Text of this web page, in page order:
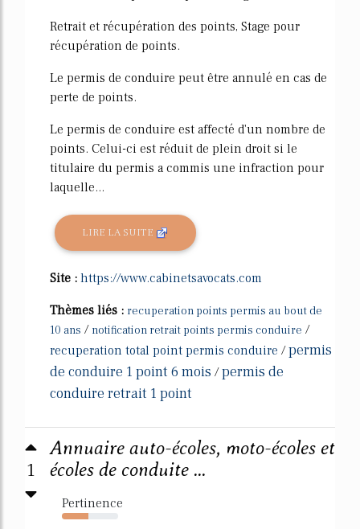
Retrait et récupération des points, Stage pour
récupération de points.
Le permis de conduire peut être annulé en cas de
perte de points.
Le permis de conduire est affecté d'un nombre de
points. Celui-ci est réduit de plein droit si le
titulaire du permis a commis une infraction pour
laquelle...
LIRE LA SUITE
Site : https://www.cabinetsavocats.com
Thèmes liés : recuperation points permis au bout de
10 ans / notification retrait points permis conduire /
recuperation total point permis conduire /permis
de conduire 1 point 6 mois /permis de
conduire retrait 1 point
1
Annuaire auto-écoles, moto-écoles et
écoles de conduite ...
Pertinence
47%